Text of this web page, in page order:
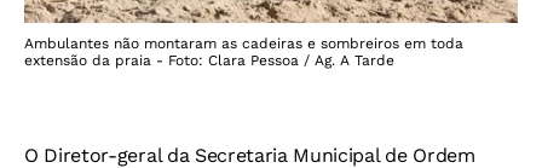
Ambulantes não montaram as cadeiras e sombreiros em toda
extensão da praia - Foto: Clara Pessoa / Ag. A Tarde
O Diretor-geral da Secretaria Municipal de Ordem